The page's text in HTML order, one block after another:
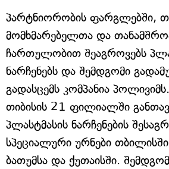
პარტნიორობის ფარგლებში,
მომხმარებელთა და
ჩართულობით შეაგროვებს
ნარჩენებს და შემდგომი
გადასცემს კომპანია
თიბისის 21 ფილიალში
პლასტმასის ნარჩენების
სპეციალური ურნები
ბათუმსა და ქუთაისში.